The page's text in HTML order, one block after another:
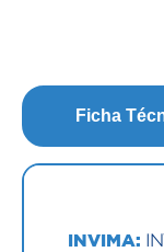
Ficha
INVIMA: